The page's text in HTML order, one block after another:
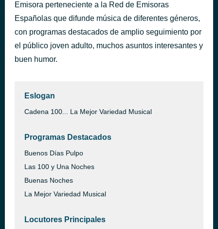
Bang Bang
Jessie J feat. B.o.B
El Último Día De Nuestras Vidas
Dani Martín
hace 44 minutos
Emisora perteneciente a la Red de Emisoras
Españolas que difunde música de diferentes géneros,
con programas destacados de amplio seguimiento por
el público joven adulto, muchos asuntos interesantes y
buen humor.
Eslogan
Cadena 100... La Mejor Variedad Musical
Programas Destacados
Buenos Días Pulpo
Las 100 y Una Noches
Buenas Noches
La Mejor Variedad Musical
Locutores Principales